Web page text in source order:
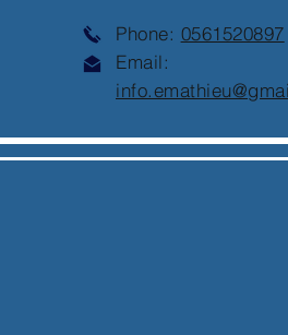
Phone: 0561520897
Email: